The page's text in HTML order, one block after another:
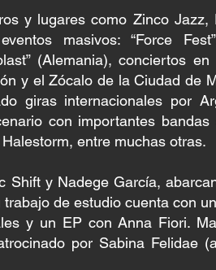
y lugares como Zinco Jazz,
masivos: “Force
(Alemania), conciertos
y el Zócalo de la Ciudad de
giras internacionales por
con importantes
entre muchas otras.
Shift y Nadege García,
de estudio cuenta con
y un EP con Anna Fiori.
por Sabina Felidae